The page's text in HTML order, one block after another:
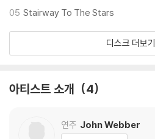
05 Stairway To The Stars
디스크 더보기
아티스트 소개 4
연주 John Webber